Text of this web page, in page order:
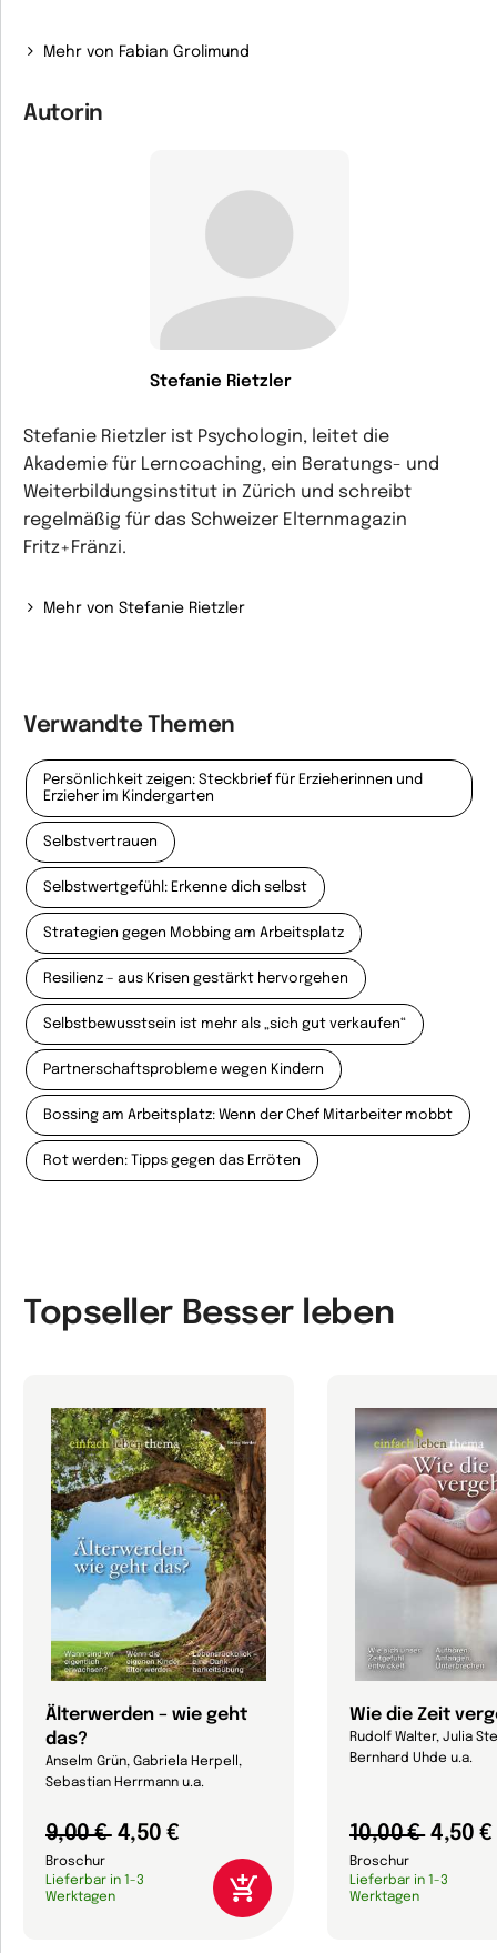
Mehr von Fabian Grolimund
Autorin
Stefanie Rietzler
Stefanie Rietzler ist Psychologin, leitet die
Akademie für Lerncoaching, ein Beratungs- und
Weiterbildungsinstitut in Zürich und schreibt
regelmäßig für das Schweizer Elternmagazin
Fritz+Fränzi.
Mehr von Stefanie Rietzler
Verwandte Themen
Persönlichkeit zeigen: Steckbrief für Erzieherinnen und
Erzieher im Kindergarten
Selbstvertrauen
Selbstwertgefühl: Erkenne dich selbst
Strategien gegen Mobbing am Arbeitsplatz
Resilienz – aus Krisen gestärkt hervorgehen
Selbstbewusstsein ist mehr als „sich gut verkaufen“
Partnerschaftsprobleme wegen Kindern
Bossing am Arbeitsplatz: Wenn der Chef Mitarbeiter mobbt
Rot werden: Tipps gegen das Erröten
Topseller Besser leben
Älterwerden – wie geht
das?
Anselm Grün, Gabriela Herpell,
Sebastian Herrmann u.a.
9,00 € 4,50 €
Broschur
Lieferbar in 1-3
Werktagen
Wie die Zeit
Rudolf Walter, Julia
Bernhard Uhde u.a.
10,00 € 4,50 €
Broschur
Lieferbar in 1-3
Werktagen